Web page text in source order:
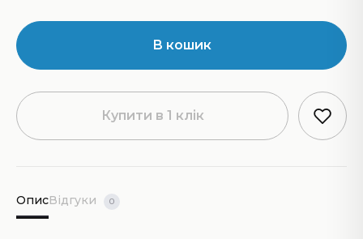
В кошик
Купити в 1 клік
ОписВідгуки 0